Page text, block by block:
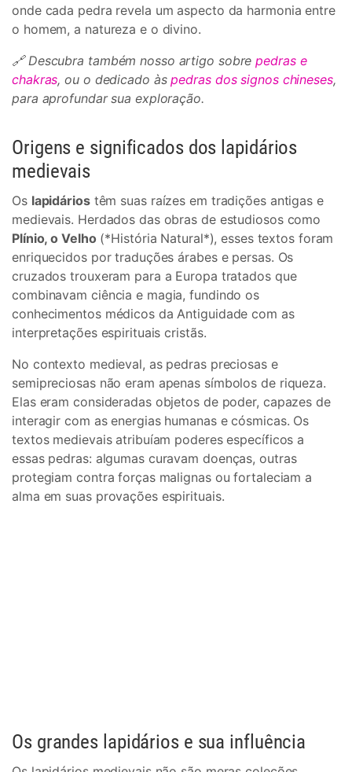
onde cada pedra revela um aspecto da harmonia entre
o homem, a natureza e o divino.
🔗 Descubra também nosso artigo sobrepedras e
chakras, ou o dedicado àspedras dos signos chineses,
para aprofundar sua exploração.
Origens e significados dos lapidários
medievais
Os lapidáriostêm suas raízes em tradições antigas e
medievais. Herdados das obras de estudiosos como
Plínio, o Velho(*História Natural*), esses textos foram
enriquecidos por traduções árabes e persas. Os
cruzados trouxeram para a Europa tratados que
combinavam ciência e magia, fundindo os
conhecimentos médicos da Antiguidade com as
interpretações espirituais cristãs.
No contexto medieval, as pedras preciosas e
semipreciosas não eram apenas símbolos de riqueza.
Elas eram consideradas objetos de poder, capazes de
interagir com as energias humanas e cósmicas. Os
textos medievais atribuíam poderes específicos a
essas pedras: algumas curavam doenças, outras
protegiam contra forças malignas ou fortaleciam a
alma em suas provações espirituais.
Os grandes lapidários e sua influência